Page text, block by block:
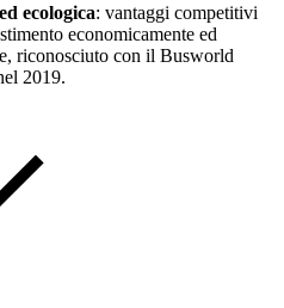
ecologica: vantaggi competitivi
economicamente ed
riconosciuto con il Busworld
2019.